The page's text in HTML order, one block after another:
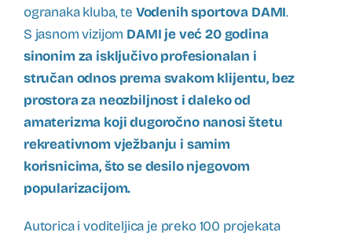
ogranaka kluba, te Vodenih sportova DAMI.
S jasnom vizijom DAMI je već 20 godina
sinonim za isključivo profesionalan i
stručan odnos prema svakom klijentu, bez
prostora za neozbiljnost i daleko od
amaterizma koji dugoročno nanosi štetu
rekreativnom vježbanju i samim
korisnicima, što se desilo njegovom
popularizacijom.
Autorica i voditeljica je preko 100 projekata